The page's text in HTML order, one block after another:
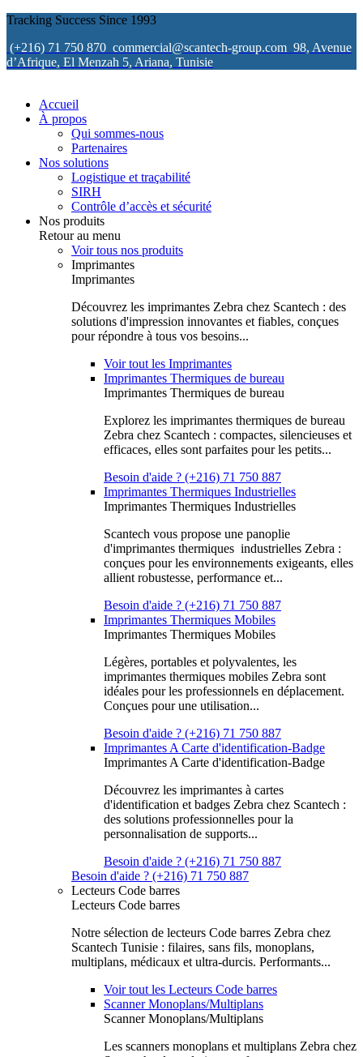
Tracking Success Since 1993
(+216) 71 750 870 commercial@scantech-group.com 98, Avenue
d’Afrique, El Menzah 5, Ariana, Tunisie
Accueil
À propos
Qui sommes-nous
Partenaires
Nos solutions
Logistique et traçabilité
SIRH
Contrôle d’accès et sécurité
Nos produits
Retour au menu
Voir tous nos produits
Imprimantes
Imprimantes
Découvrez les imprimantes Zebra chez Scantech : des
solutions d'impression innovantes et fiables, conçues
pour répondre à tous vos besoins...
Voir tout les Imprimantes
Imprimantes Thermiques de bureau
Imprimantes Thermiques de bureau
Explorez les imprimantes thermiques de bureau
Zebra chez Scantech : compactes, silencieuses et
efficaces, elles sont parfaites pour les petits...
Besoin d'aide ? (+216) 71 750 887
Imprimantes Thermiques Industrielles
Imprimantes Thermiques Industrielles
Scantech vous propose une panoplie
d'imprimantes thermiques industrielles Zebra :
conçues pour les environnements exigeants, elles
allient robustesse, performance et...
Besoin d'aide ? (+216) 71 750 887
Imprimantes Thermiques Mobiles
Imprimantes Thermiques Mobiles
Légères, portables et polyvalentes, les
imprimantes thermiques mobiles Zebra sont
idéales pour les professionnels en déplacement.
Conçues pour une utilisation...
Besoin d'aide ? (+216) 71 750 887
Imprimantes A Carte d'identification-Badge
Imprimantes A Carte d'identification-Badge
Découvrez les imprimantes à cartes
d'identification et badges Zebra chez Scantech :
des solutions professionnelles pour la
personnalisation de supports...
Besoin d'aide ? (+216) 71 750 887
Besoin d'aide ? (+216) 71 750 887
Lecteurs Code barres
Lecteurs Code barres
Notre sélection de lecteurs Code barres Zebra chez
Scantech Tunisie : filaires, sans fils, monoplans,
multiplans, médicaux et ultra-durcis. Performants...
Voir tout les Lecteurs Code barres
Scanner Monoplans/Multiplans
Scanner Monoplans/Multiplans
Les scanners monoplans et multiplans Zebra chez